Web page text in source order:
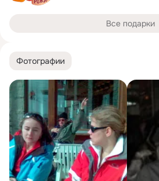
Фотографии
Все подарки